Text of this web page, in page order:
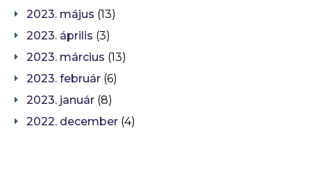
2023. május (13)
2023. április (3)
2023. március (13)
2023. február (6)
2023. január (8)
2022. december (4)